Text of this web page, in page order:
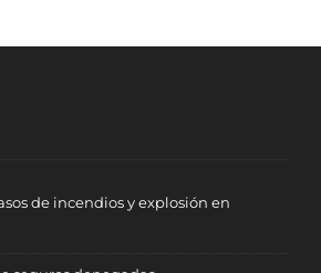
de incendios y explosión en